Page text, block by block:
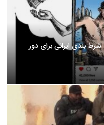
بندی ایرانی برای دور